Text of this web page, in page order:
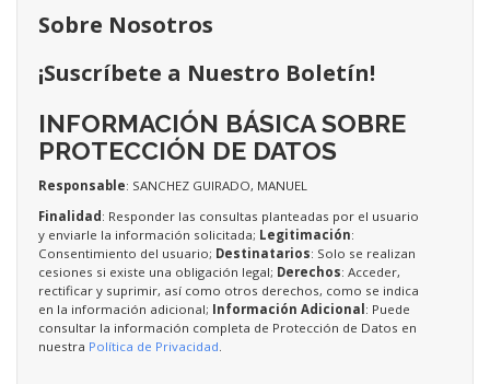
Sobre Nosotros
¡Suscríbete a Nuestro Boletín!
INFORMACIÓN BÁSICA SOBRE
PROTECCIÓN DE DATOS
Responsable: SANCHEZ GUIRADO, MANUEL
Finalidad : Responder las consultas planteadas por el usuario
y enviarle la información solicitada; Legitimación:
Consentimiento del usuario; Destinatarios: Solo se realizan
cesiones si existe una obligación legal; Derechos: Acceder,
rectificar y suprimir, así como otros derechos, como se indica
en la información adicional; Información Adicional : Puede
consultar la información completa de Protección de Datos en
nuestra Política de Privacidad